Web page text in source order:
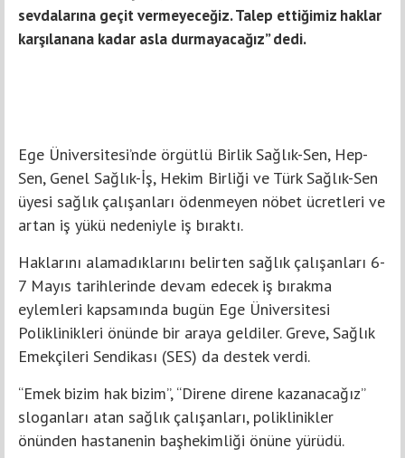
sevdalarına geçit vermeyeceğiz. Talep ettiğimiz haklar
karşılanana kadar asla durmayacağız” dedi.
Ege Üniversitesi’nde örgütlü Birlik Sağlık-Sen, Hep-
Sen, Genel Sağlık-İş, Hekim Birliği ve Türk Sağlık-Sen
üyesi sağlık çalışanları ödenmeyen nöbet ücretleri ve
artan iş yükü nedeniyle iş bıraktı.
Haklarını alamadıklarını belirten sağlık çalışanları 6-
7 Mayıs tarihlerinde devam edecek iş bırakma
eylemleri kapsamında bugün Ege Üniversitesi
Poliklinikleri önünde bir araya geldiler. Greve, Sağlık
Emekçileri Sendikası (SES) da destek verdi.
“Emek bizim hak bizim”, “Direne direne kazanacağız”
sloganları atan sağlık çalışanları, poliklinikler
önünden hastanenin başhekimliği önüne yürüdü.